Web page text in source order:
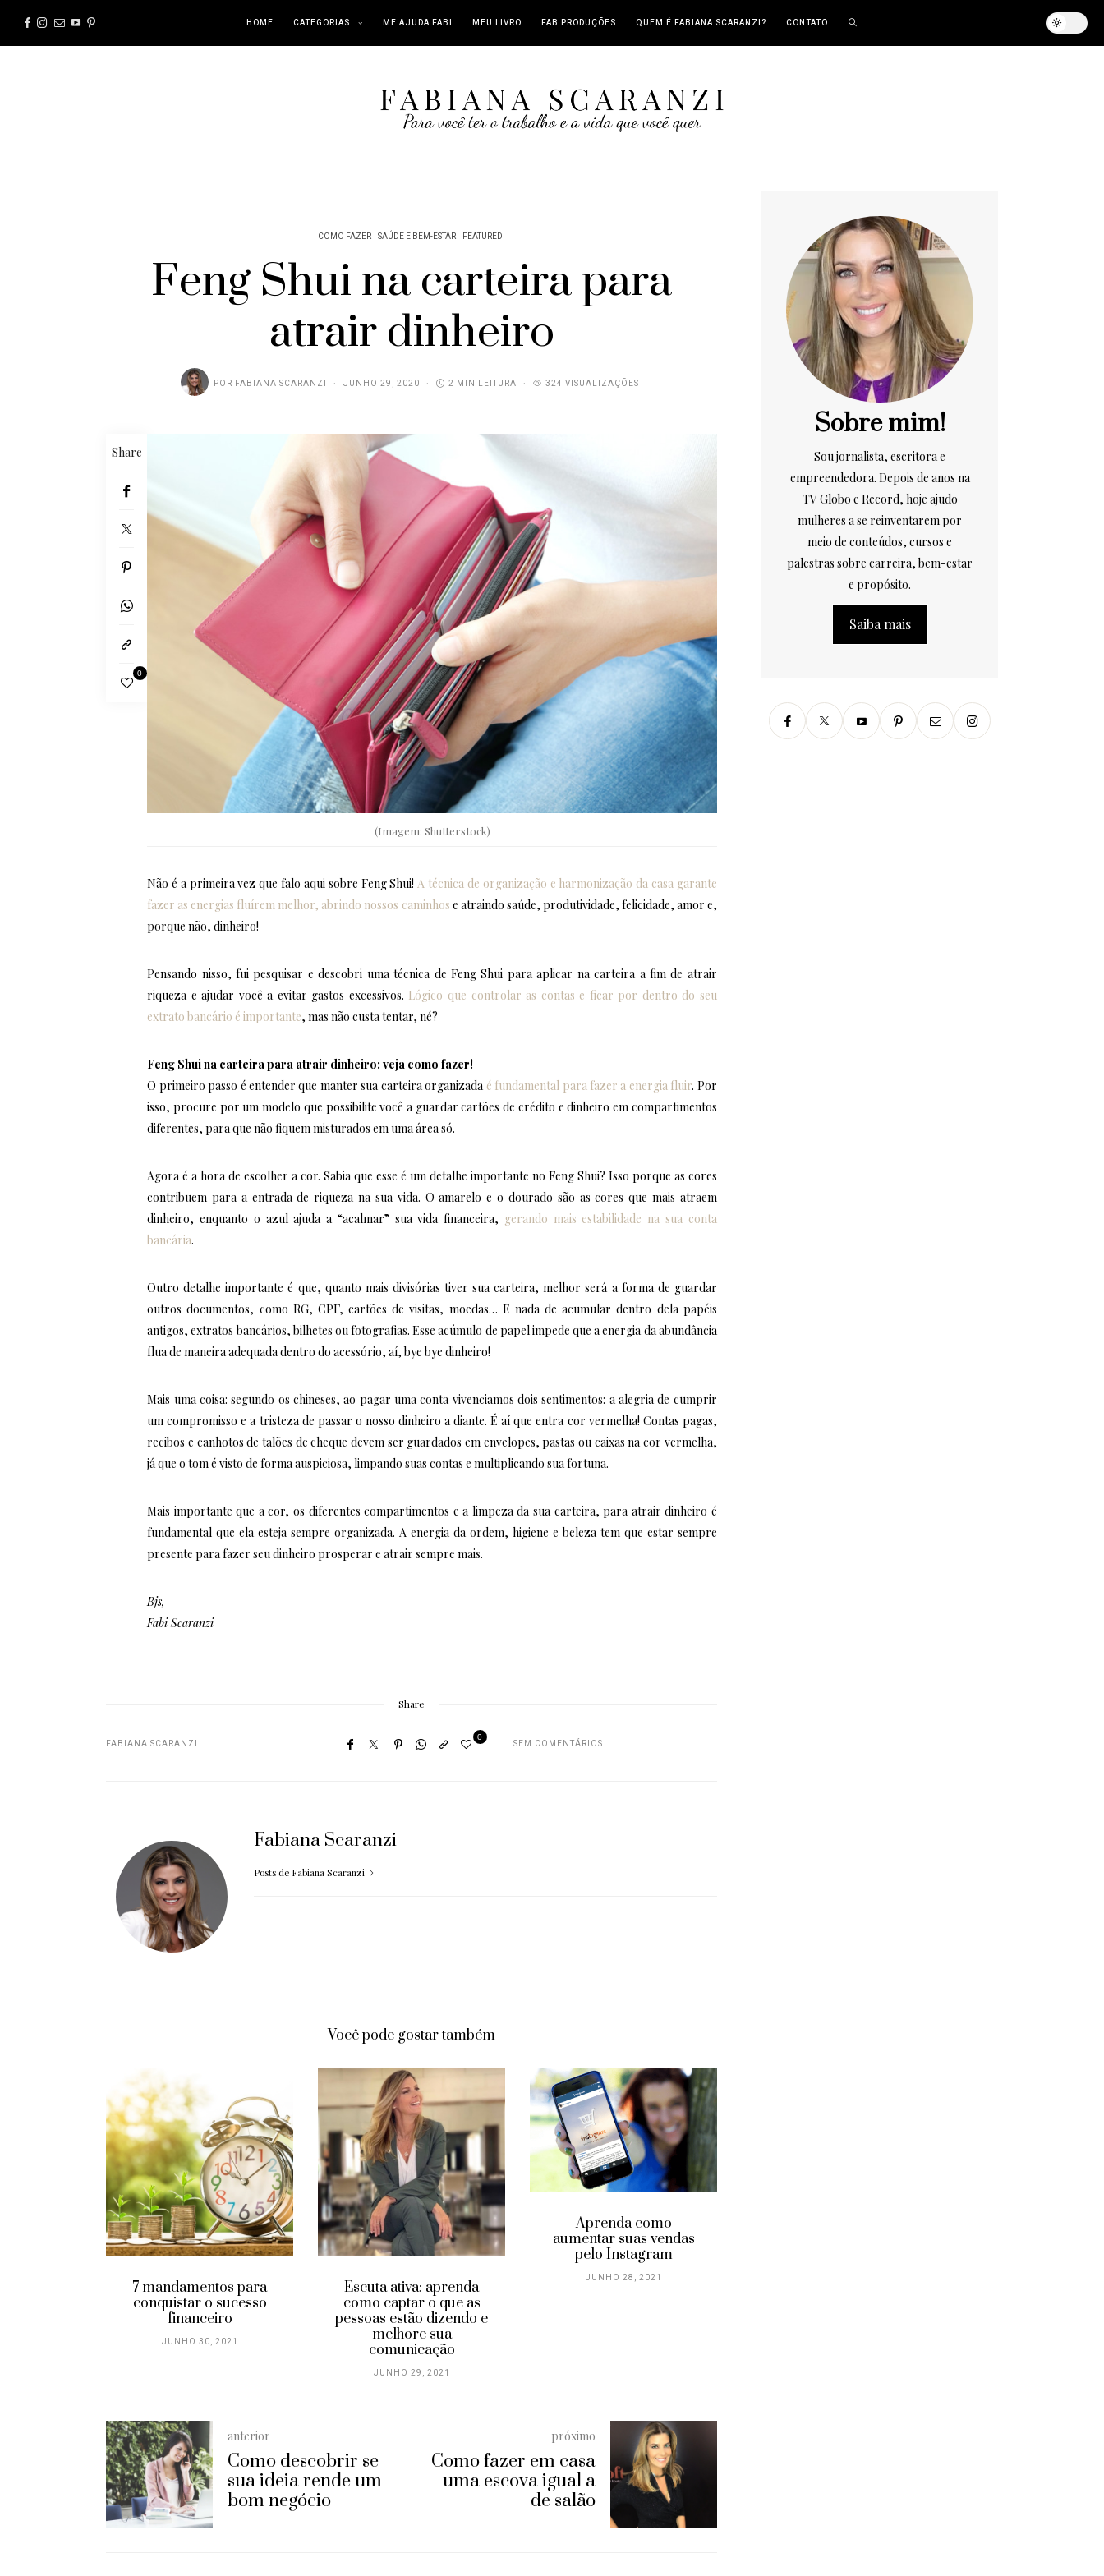
HOME CATEGORIAS ME AJUDA FABI MEU LIVRO FAB PRODUÇÕES QUEM É FABIANA SCARANZI? CONTATO
COMO FAZER SAÚDE E BEM-ESTAR FEATURED
Feng Shui na carteira para
atrair dinheiro
POR FABIANA SCARANZI JUNHO 29, 2020 2 MIN LEITURA 324 VISUALIZAÇÕES
Share
0
(Imagem: Shutterstock)
Não é a primeira vez que falo aqui sobre Feng Shui!A técnica de organização e harmonização da casa garante
fazer as energias fluírem melhor, abrindo nossos caminhos e atraindo saúde, produtividade, felicidade, amor e,
porque não, dinheiro!
Pensando nisso, fui pesquisar e descobri uma técnica de Feng Shui para aplicar na carteira a fim de atrair
riqueza e ajudar você a evitar gastos excessivos. Lógico que controlar as contas e ficar por dentro do seu
extrato bancário é importante, mas não custa tentar, né?
Feng Shui na carteira para atrair dinheiro: veja como fazer!
O primeiro passo é entender que manter sua carteira organizada é fundamental para fazer a energia fluir. Por
isso, procure por um modelo que possibilite você a guardar cartões de crédito e dinheiro em compartimentos
diferentes, para que não fiquem misturados em uma área só.
Agora é a hora de escolher a cor. Sabia que esse é um detalhe importante no Feng Shui? Isso porque as cores
contribuem para a entrada de riqueza na sua vida. O amarelo e o dourado são as cores que mais atraem
dinheiro, enquanto o azul ajuda a “acalmar” sua vida financeira, gerando mais estabilidade na sua conta
bancária.
Outro detalhe importante é que, quanto mais divisórias tiver sua carteira, melhor será a forma de guardar
outros documentos, como RG, CPF, cartões de visitas, moedas… E nada de acumular dentro dela papéis
antigos, extratos bancários, bilhetes ou fotografias. Esse acúmulo de papel impede que a energia da abundância
flua de maneira adequada dentro do acessório, aí, bye bye dinheiro!
Mais uma coisa: segundo os chineses, ao pagar uma conta vivenciamos dois sentimentos: a alegria de cumprir
um compromisso e a tristeza de passar o nosso dinheiro a diante. É aí que entra cor vermelha! Contas pagas,
recibos e canhotos de talões de cheque devem ser guardados em envelopes, pastas ou caixas na cor vermelha,
já que o tom é visto de forma auspiciosa, limpando suas contas e multiplicando sua fortuna.
Mais importante que a cor, os diferentes compartimentos e a limpeza da sua carteira, para atrair dinheiro é
fundamental que ela esteja sempre organizada. A energia da ordem, higiene e beleza tem que estar sempre
presente para fazer seu dinheiro prosperar e atrair sempre mais.
Bjs,
Fabi Scaranzi
Share
FABIANA SCARANZI
0
SEM COMENTÁRIOS
Fabiana Scaranzi
Posts de Fabiana Scaranzi
Você pode gostar também
7 mandamentos para
conquistar o sucesso
financeiro
JUNHO 30, 2021
Escuta ativa: aprenda
como captar o que as
pessoas estão dizendo e
melhore sua
comunicação
JUNHO 29, 2021
Aprenda como
aumentar suas vendas
pelo Instagram
JUNHO 28, 2021
anterior
Como descobrir se
sua ideia rende um
bom negócio
próximo
Como fazer em casa
uma escova igual a
de salão
Sobre mim!
Sou jornalista, escritora e
empreendedora. Depois de anos na
TV Globo e Record, hoje ajudo
mulheres a se reinventarem por
meio de conteúdos, cursos e
palestras sobre carreira, bem-estar
e propósito.
Saiba mais